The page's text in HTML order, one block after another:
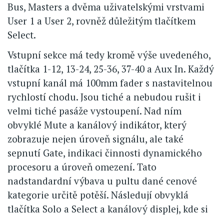
Bus, Masters a dvěma uživatelskými vrstvami
User 1 a User 2, rovněž důležitým tlačítkem
Select.
Vstupní sekce má tedy kromě výše uvedeného,
tlačítka 1-12, 13-24, 25-36, 37-40 a Aux In. Každý
vstupní kanál má 100mm fader s nastavitelnou
rychlostí chodu. Jsou tiché a nebudou rušit i
velmi tiché pasáže vystoupení. Nad ním
obvyklé Mute a kanálový indikátor, který
zobrazuje nejen úroveň signálu, ale také
sepnutí Gate, indikaci činnosti dynamického
procesoru a úroveň omezení. Tato
nadstandardní výbava u pultu dané cenové
kategorie určitě potěší. Následují obvyklá
tlačítka Solo a Select a kanálový displej, kde si